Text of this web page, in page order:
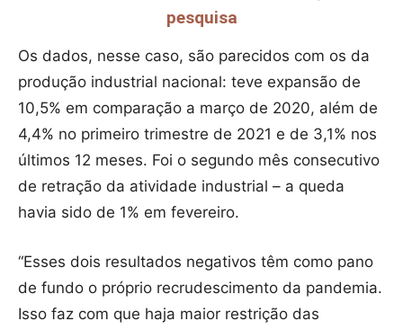
pesquisa
Os dados, nesse caso, são parecidos com os da
produção industrial nacional: teve expansão de
10,5% em comparação a março de 2020, além de
4,4% no primeiro trimestre de 2021 e de 3,1% nos
últimos 12 meses. Foi o segundo mês consecutivo
de retração da atividade industrial – a queda
havia sido de 1% em fevereiro.
“Esses dois resultados negativos têm como pano
de fundo o próprio recrudescimento da pandemia.
Isso faz com que haja maior restrição das